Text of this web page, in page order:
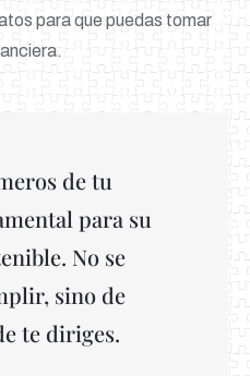
para que puedas tomar
de tu
para su
No se
sino de
te diriges.